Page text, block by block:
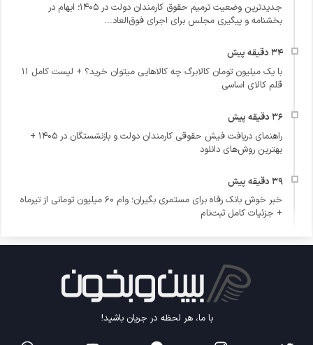
جدیدترین وضعیت ترمیم حقوق کارمندان دولت در ۱۴۰۵؛ ابهام در
بخشنامه و پیگیری مجلس برای اجرای فوق‌العاد...
با یک میلیون تومان کالابرگ چه کالاهایی میتوان خرید؟ + لیست کامل ۱۱
قلم کالای اساسی
راهنمای دریافت فیش حقوقی کارمندان دولت و بازنشستگان در ۱۴۰۵ +
بهترین روش‌های دانلود
خبر خوش بانک رفاه برای مستمری بگیران؛ وام ۶۰ میلیون تومانی از تیرماه
+ جزئیات کامل ثبت‌نام
با ما، هر لحظه در جریان باشید!